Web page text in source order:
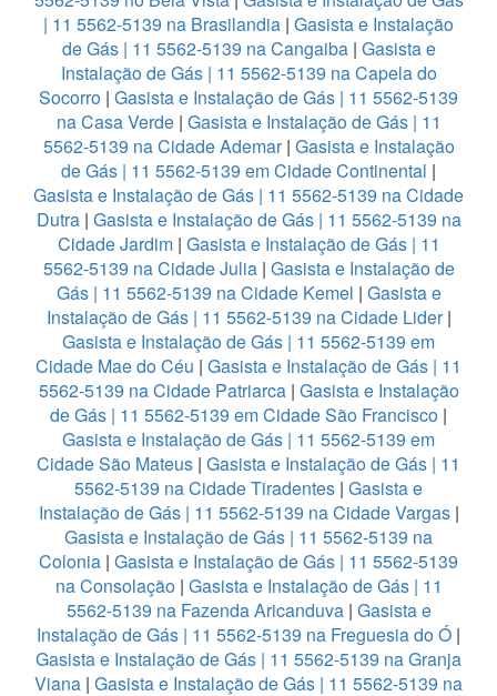
| 11 5562-5139 na Brasilandia | Gasista e Instalação
de Gás | 11 5562-5139 na Cangaiba| Gasista e
Instalação de Gás | 11 5562-5139 na Capela do
Socorro | Gasista e Instalação de Gás | 11 5562-5139
na Casa Verde| Gasista e Instalação de Gás | 11
5562-5139 na Cidade Ademar| Gasista e Instalação
de Gás | 11 5562-5139 em Cidade Continental |
Gasista e Instalação de Gás | 11 5562-5139 na Cidade
Dutra | Gasista e Instalação de Gás | 11 5562-5139 na
Cidade Jardim| Gasista e Instalação de Gás | 11
5562-5139 na Cidade Julia | Gasista e Instalação de
Gás | 11 5562-5139 na Cidade Kemel | Gasista e
Instalação de Gás | 11 5562-5139 na Cidade Lider|
Gasista e Instalação de Gás | 11 5562-5139 em
Cidade Mae do Céu | Gasista e Instalação de Gás | 11
5562-5139 na Cidade Patriarca| Gasista e Instalação
de Gás | 11 5562-5139 em Cidade São Francisco |
Gasista e Instalação de Gás | 11 5562-5139 em
Cidade São Mateus | Gasista e Instalação de Gás | 11
5562-5139 na Cidade Tiradentes | Gasista e
Instalação de Gás | 11 5562-5139 na Cidade Vargas |
Gasista e Instalação de Gás | 11 5562-5139 na
Colonia | Gasista e Instalação de Gás | 11 5562-5139
na Consolação | Gasista e Instalação de Gás | 11
5562-5139 na Fazenda Aricanduva| Gasista e
Instalação de Gás | 11 5562-5139 na Freguesia do Ó |
Gasista e Instalação de Gás | 11 5562-5139 na Granja
Viana | Gasista e Instalação de Gás | 11 5562-5139 na